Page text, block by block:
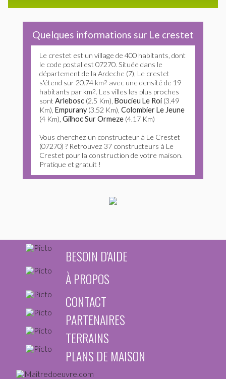
Quelques informations sur Le crestet
Le crestet est un village de 400 habitants, dont
le code postal est 07270. Située dans le
département de la Ardeche (7), Le crestet
s'étend sur 20.74 km2 avec une densité de 19
habitants par km2. Les villes les plus proches
sontArlebosc (2.5 Km),Boucieu Le Roi (3.49
Km),Empurany (3.52 Km),Colombier Le Jeune
(4 Km),Gilhoc Sur Ormeze (4.17 Km)
Vous cherchez un constructeur à Le Crestet
(07270) ? Retrouvez 37 constructeurs à Le
Crestet pour la construction de votre maison.
Pratique et gratuit !
BESOIN D'AIDE
À PROPOS
CONTACT
PARTENAIRES
TERRAINS
PLANS DE MAISON